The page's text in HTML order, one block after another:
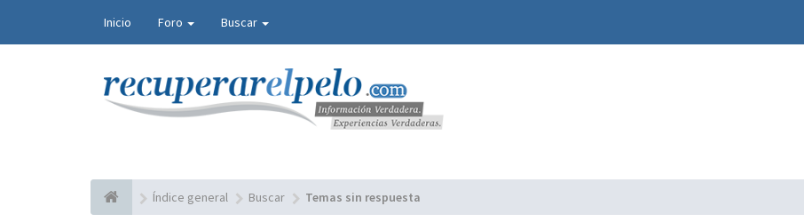
Inicio Foro Buscar
Índice general Buscar Temas sin respuesta